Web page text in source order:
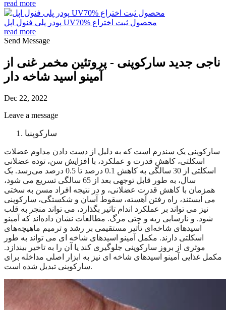
read more
پودر پلی فنول اپل UV70% محصول ثبت اختراع
read more
Send Message
ناجی جدید سارکوپنی - پروتئین مخمر غنی از
آمینو اسید شاخه دار
Dec 22, 2022
Leave a message
1. سارکوپنیا
سارکوپنی یک سندرم است که به دلیل از دست دادن مداوم عضلات
اسکلتی، کاهش قدرت و عملکرد، با افزایش سن، توده عضلانی
اسکلتی از 30 سالگی به کاهش 0.1 درصد تا 0.5 درصد می‌رسد. یک
سال، به طور قابل توجهی بعد از 65 سالگی تسریع می شود،
همزمان با کاهش قدرت عضلانی، و در نتیجه افراد مسن به سختی
می ایستند، راه رفتن آهسته، سقوط آسان و شکستگی، سارکوپنی
نیز می تواند بر عملکرد اندام تاثیر بگذارد، می تواند منجر به قلب
شود. و نارسایی ریه و حتی مرگ. مطالعات نشان داده‌اند که آمینو
اسیدهای شاخه‌ای تأثیر مستقیمی بر رشد و ترمیم ماهیچه‌های
اسکلتی دارند. مکمل آمینو اسیدهای شاخه ای می تواند به طور
موثری از بروز سارکوپنی جلوگیری کند یا آن را به تاخیر بیندازد.
مکمل غذایی آمینو اسیدهای شاخه ای نیز به ابزار اصلی مداخله برای
سارکوپنی تبدیل شده است.